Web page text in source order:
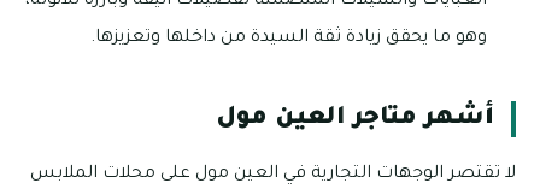
وهو ما يحقق زيادة ثقة السيدة من داخلها وتعزيزها.
أشهر متاجر العين مول
لا تقتصر الوجهات التجارية في العين مول على محلات الملابس